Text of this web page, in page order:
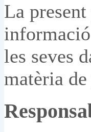
La
les seves
matèria